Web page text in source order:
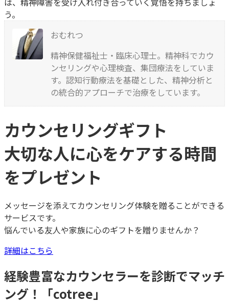
う。
おむれつ
精神保健福祉士・臨床心理士。精神科でカウ
ンセリングや心理検査、集団療法をしていま
す。認知行動療法を基礎とした、精神分析と
の統合的アプローチで治療をしています。
カウンセリングギフト
大切な人に心をケアする時間
をプレゼント
メッセージを添えてカウンセリング体験を贈ることができる
サービスです。
悩んでいる友人や家族に心のギフトを贈りませんか？
詳細はこちら
経験豊富なカウンセラーを診断でマッチ
ング！「cotree」